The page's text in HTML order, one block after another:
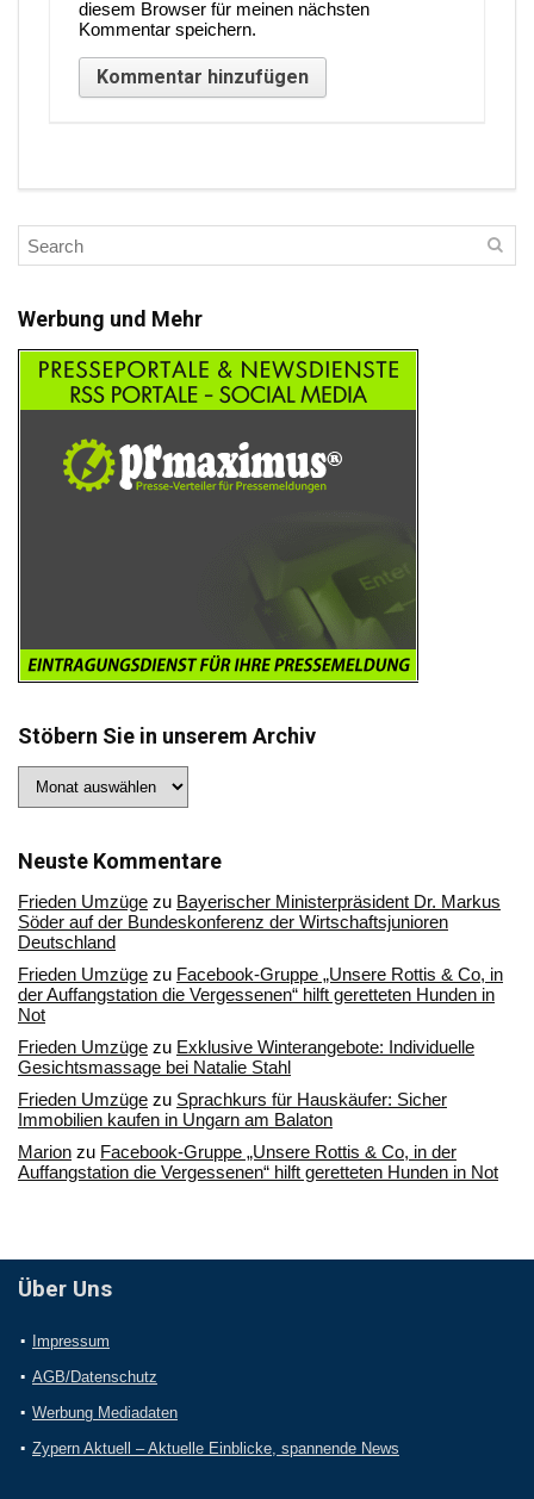
diesem Browser für meinen nächsten
Kommentar speichern.
Werbung und Mehr
Stöbern Sie in unserem Archiv
Sie
Archiv
Neuste Kommentare
Frieden Umzüge zu Bayerischer Ministerpräsident Dr. Markus
Söder auf der Bundeskonferenz der Wirtschaftsjunioren
Deutschland
Frieden Umzüge zu Facebook-Gruppe „Unsere Rottis & Co, in
der Auffangstation die Vergessenen“ hilft geretteten Hunden in
Not
Frieden Umzüge zu Exklusive Winterangebote: Individuelle
Gesichtsmassage bei Natalie Stahl
Frieden Umzüge zu Sprachkurs für Hauskäufer: Sicher
Immobilien kaufen in Ungarn am Balaton
Marion zu Facebook-Gruppe „Unsere Rottis & Co, in der
Auffangstation die Vergessenen“ hilft geretteten Hunden in Not
Über Uns
Impressum
AGB/Datenschutz
Werbung Mediadaten
Zypern Aktuell – Aktuelle Einblicke, spannende News